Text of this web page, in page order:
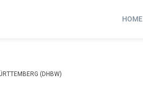
HOME
(DHBW)